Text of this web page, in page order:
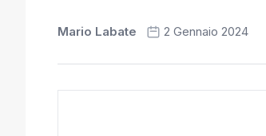
Mario Labate 2 Gennaio 2024